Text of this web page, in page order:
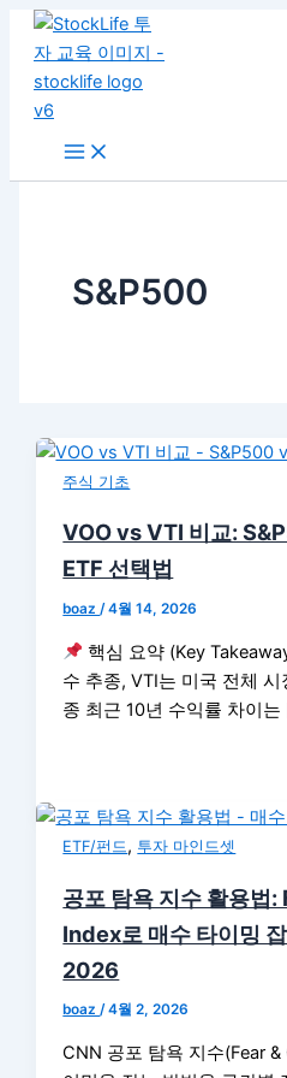
S&P500
주식 기초
VOO vs VTI 비교:
ETF 선택법
boaz/4월 14, 2026
핵심 요약 (Key
수 추종, VTI는 미국 전체
종 최근 10년 수익률 차이
ETF/펀드, 투자 마인드셋
공포 탐욕 지수 활용법
Index로 매수 타이밍
2026
boaz/4월 2, 2026
CNN 공포 탐욕 지수(Fear